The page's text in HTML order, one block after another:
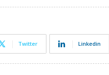
Twitter Linkedin